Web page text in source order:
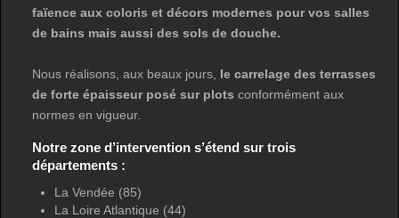
faïence aux coloris et décors modernes pour vos salles
de bains mais aussi des sols de douche.
Nous réalisons, aux beaux jours, le carrelage des terrasses
de forte épaisseur posé sur plots conformément aux
normes en vigueur.
Notre zone d’intervention s’étend sur trois
départements :
La Vendée (85)
La Loire Atlantique (44)